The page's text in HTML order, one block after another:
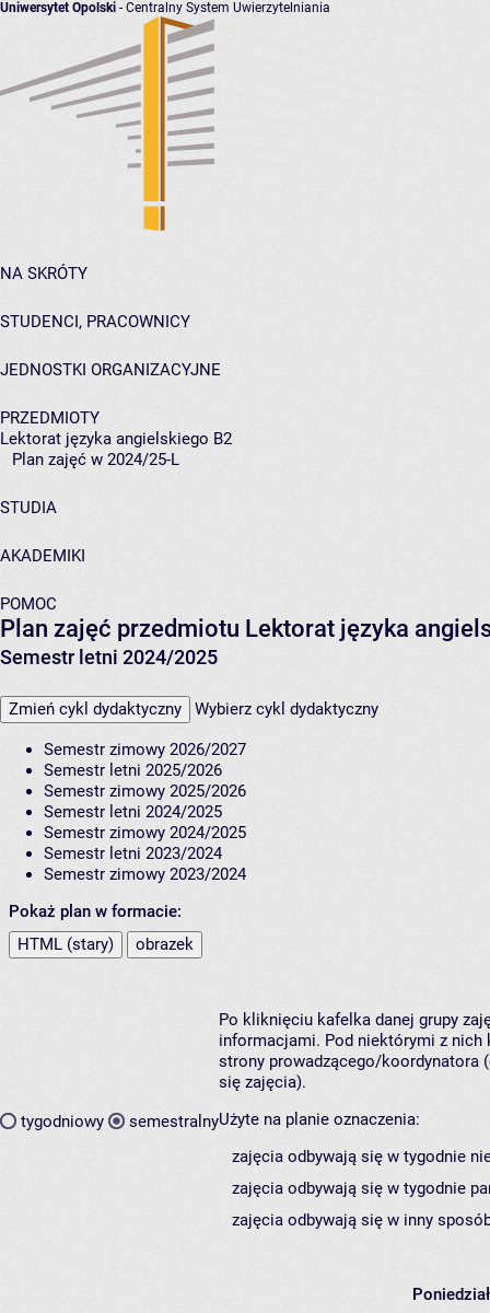
Uniwersytet Opolski - Centralny System Uwierzytelniania
NA SKRÓTY
STUDENCI, PRACOWNICY
JEDNOSTKI ORGANIZACYJNE
PRZEDMIOTY
Lektorat języka angielskiego B2
Plan zajęć w 2024/25-L
STUDIA
AKADEMIKI
POMOC
Plan zajęć przedmiotu Lektorat języka
Semestr letni 2024/2025
Zmień cykl dydaktyczny Wybierz cykl dydaktyczny
Semestr zimowy 2026/2027
Semestr letni 2025/2026
Semestr zimowy 2025/2026
Semestr letni 2024/2025
Semestr zimowy 2024/2025
Semestr letni 2023/2024
Semestr zimowy 2023/2024
Pokaż plan w formacie:
HTML (stary)
obrazek
tygodniowy semestralny
Po kliknięciu kafelka danej grupy
informacjami. Pod niektórymi z nich
strony prowadzącego/koordynatora
się zajęcia).
Użyte na planie oznaczenia:
zajęcia odbywają się w tygodnie
zajęcia odbywają się w tygodnie
zajęcia odbywają się w inny